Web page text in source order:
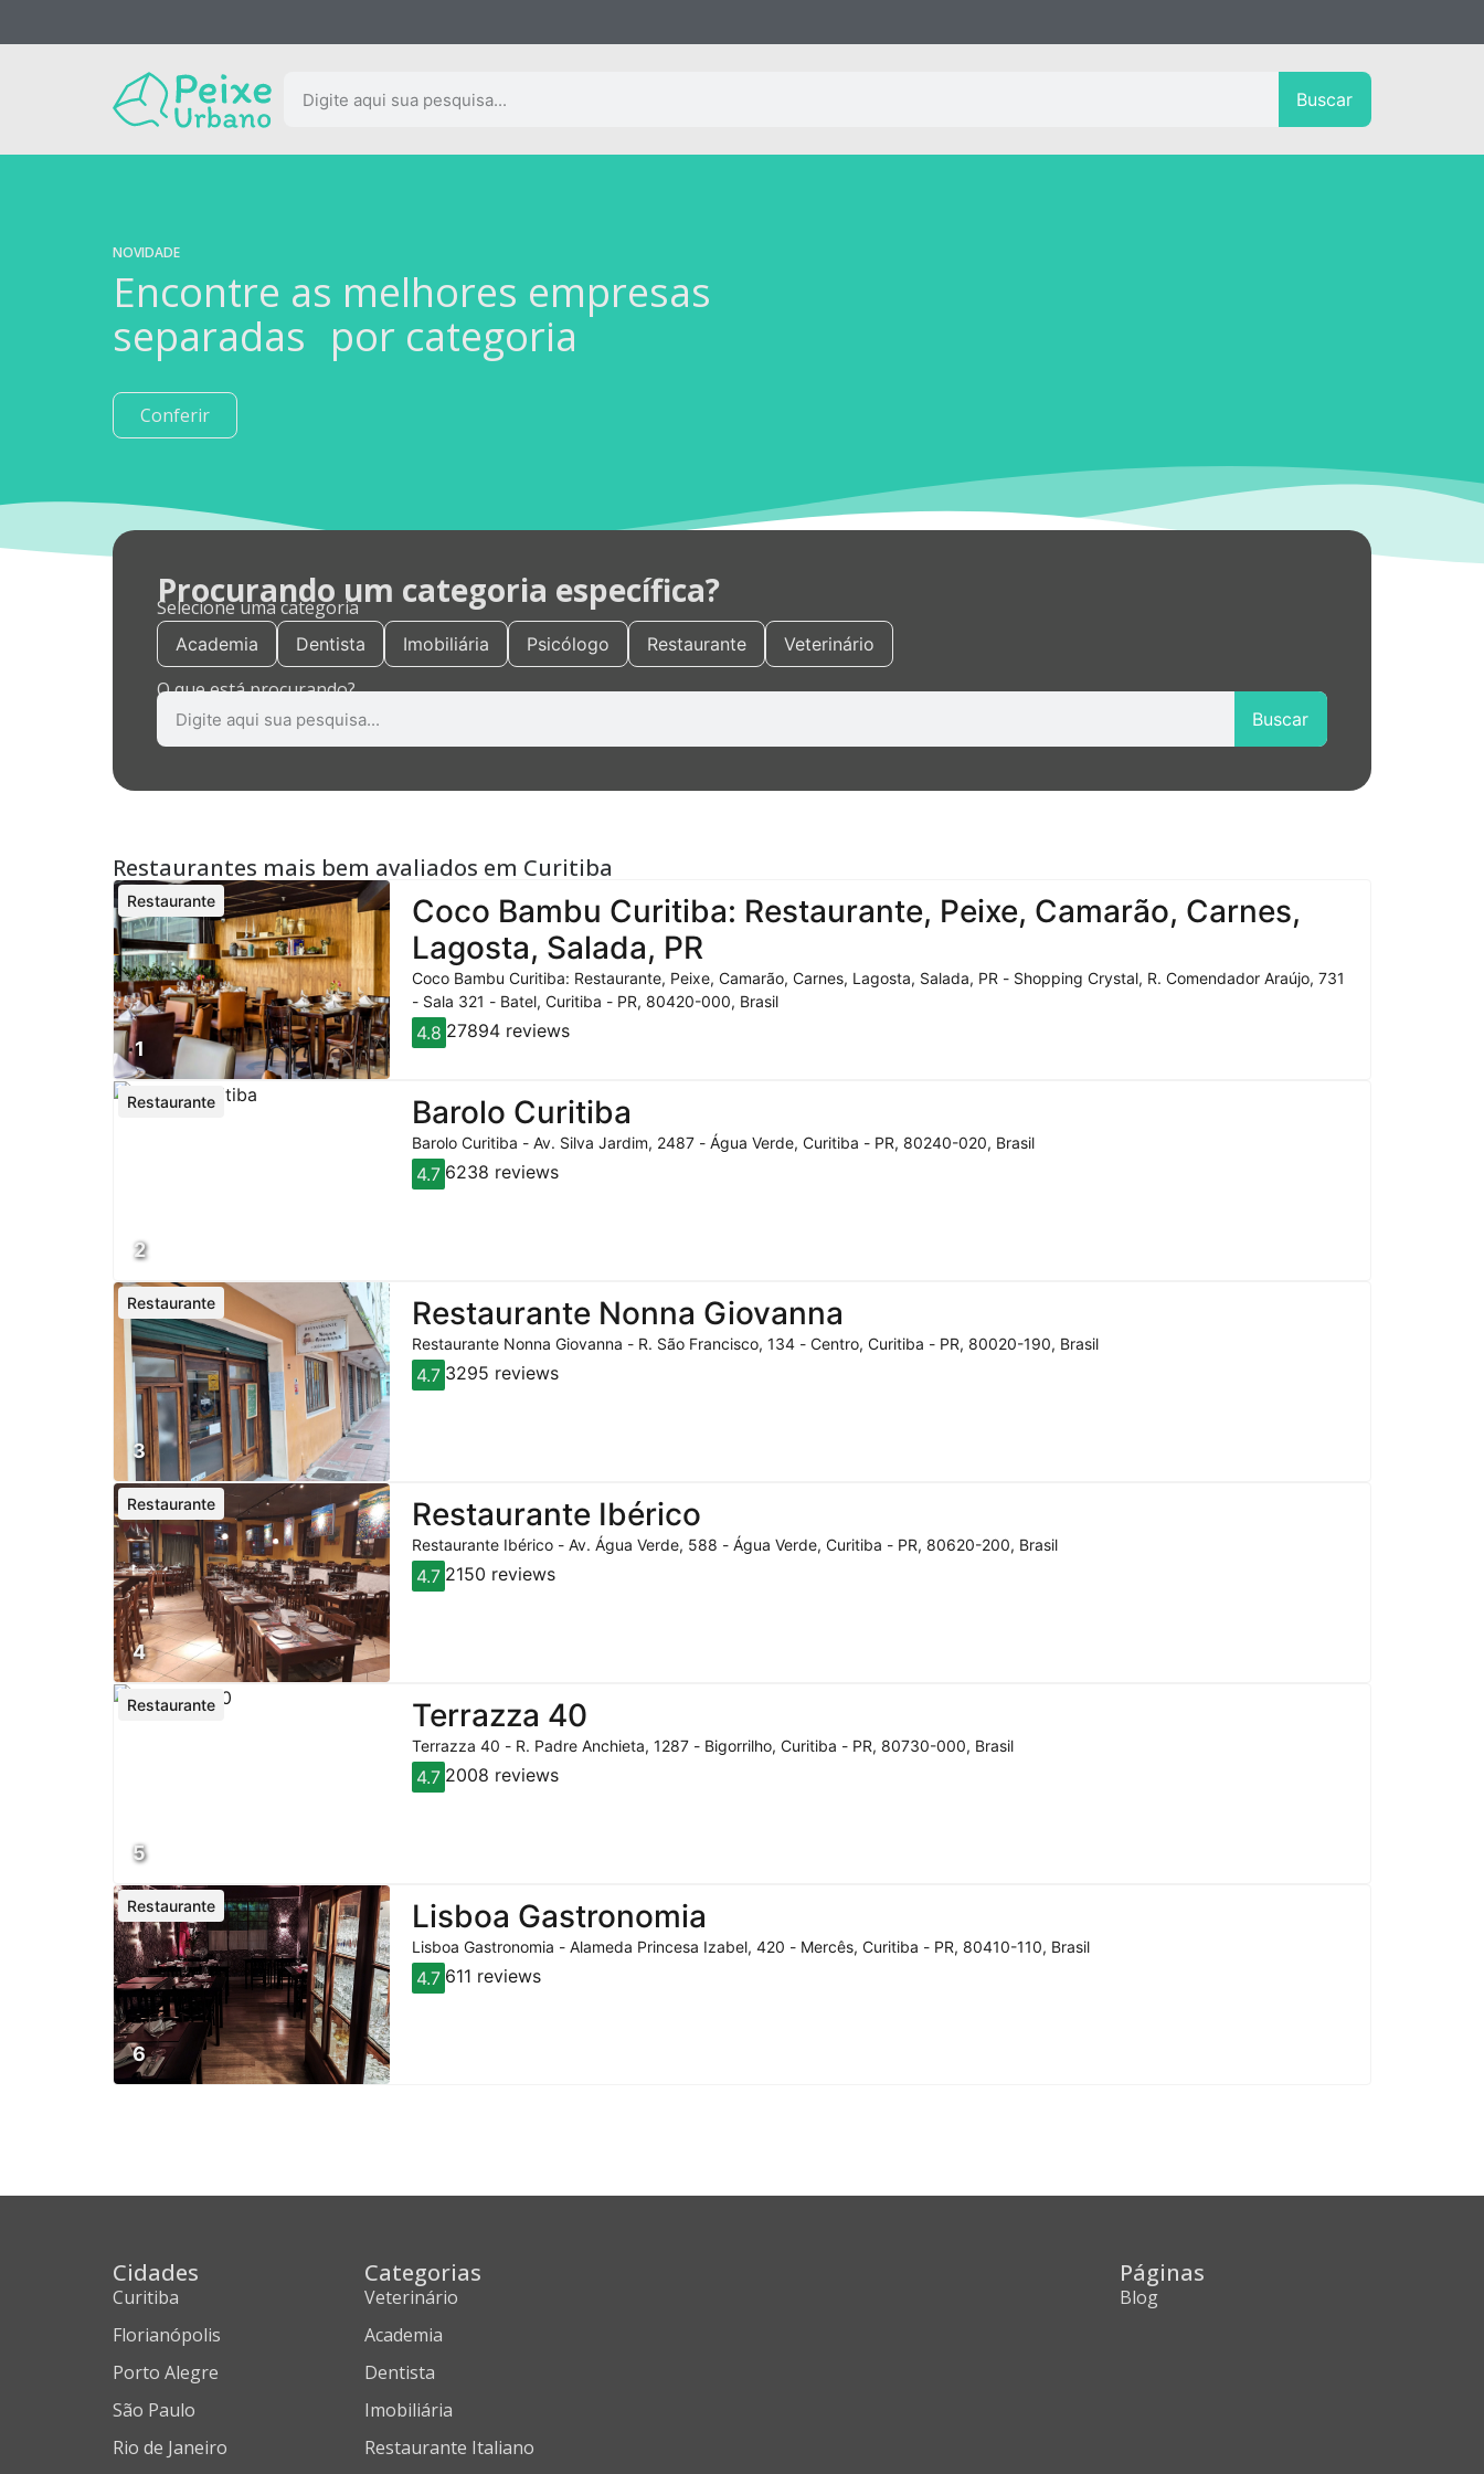
Buscar
NOVIDADE
Encontre as melhores empresas
separadas por categoria
Conferir
Procurando um categoria específica?
Selecione uma categoria
Academia Dentista Imobiliária Psicólogo Restaurante Veterinário
O que está procurando?
Buscar
Restaurantes mais bem avaliados em Curitiba
1
Coco Bambu Curitiba: Restaurante, Peixe, Camarão, Carnes,
Lagosta, Salada, PR
Restaurante
Coco Bambu Curitiba: Restaurante, Peixe, Camarão, Carnes, Lagosta, Salada, PR - Shopping Crystal, R. Comendador Araújo, 731
- Sala 321 - Batel, Curitiba - PR, 80420-000, Brasil
4.8 27894 reviews
2
Barolo Curitiba
Restaurante
Barolo Curitiba - Av. Silva Jardim, 2487 - Água Verde, Curitiba - PR, 80240-020, Brasil
4.7 6238 reviews
3
Restaurante Nonna Giovanna
Restaurante
Restaurante Nonna Giovanna - R. São Francisco, 134 - Centro, Curitiba - PR, 80020-190, Brasil
4.7 3295 reviews
4
Restaurante Ibérico
Restaurante
Restaurante Ibérico - Av. Água Verde, 588 - Água Verde, Curitiba - PR, 80620-200, Brasil
4.7 2150 reviews
5
Terrazza 40
Restaurante
Terrazza 40 - R. Padre Anchieta, 1287 - Bigorrilho, Curitiba - PR, 80730-000, Brasil
4.7 2008 reviews
6
Lisboa Gastronomia
Restaurante
Lisboa Gastronomia - Alameda Princesa Izabel, 420 - Mercês, Curitiba - PR, 80410-110, Brasil
4.7 611 reviews
Cidades
Curitiba
Florianópolis
Porto Alegre
São Paulo
Rio de Janeiro
Categorias
Veterinário
Academia
Dentista
Imobiliária
Restaurante Italiano
Páginas
Blog